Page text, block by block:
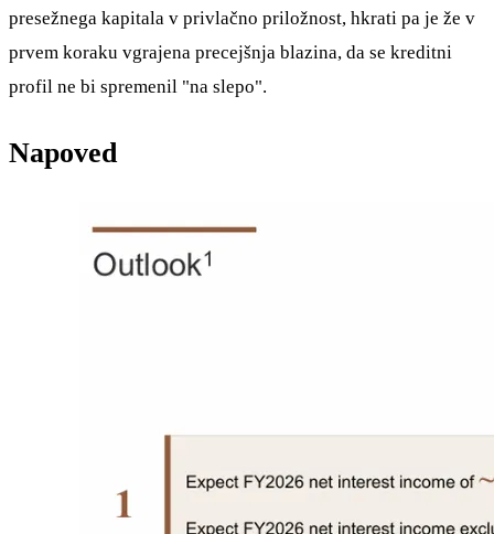
presežnega kapitala v privlačno priložnost, hkrati pa je že v
prvem koraku vgrajena precejšnja blazina, da se kreditni
profil ne bi spremenil "na slepo".
Napoved